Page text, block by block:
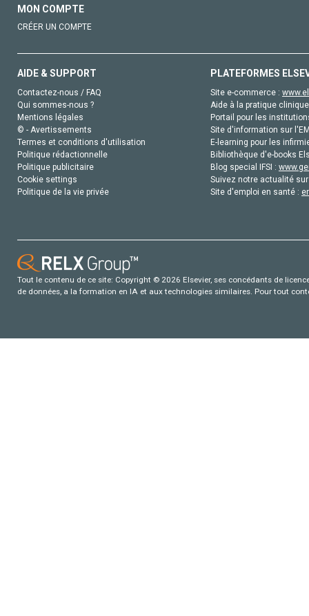
MON COMPTE
CRÉER UN COMPTE
AIDE & SUPPORT
Contactez-nous / FAQ
Qui sommes-nous ?
Mentions légales
© - Avertissements
Termes et conditions d'utilisation
Politique rédactionnelle
Politique publicitaire
Cookie settings
Politique de la vie privée
PLATEFORMES
Site e-commerce :
Aide à la pratique
Portail pour les
Site d'information sur
E-learning pour les
Bibliothèque d'e-books
Blog special IFSI :
Suivez notre actualité
Site d'emploi en santé :
Tout le contenu de ce site: Copyright © 2026 Elsevier, ses concédants de
de données, a la formation en IA et aux technologies similaires. Pour tout